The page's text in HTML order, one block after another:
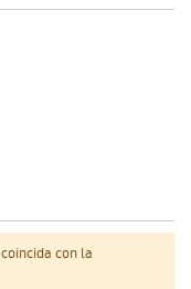
con la